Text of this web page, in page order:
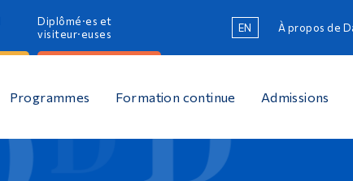
Diplômé·es et
visiteur·euses
EN À propos de
Programmes Formation continue Admissions